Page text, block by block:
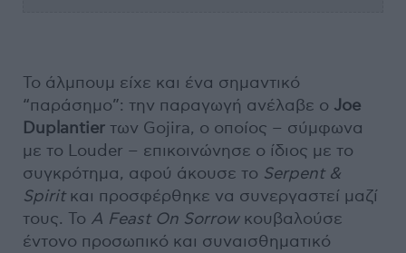
Το άλμπουμ είχε και ένα σημαντικό
“παράσημο”: την παραγωγή ανέλαβε ο Joe
Duplantier των Gojira, ο οποίος − σύμφωνα
με το Louder − επικοινώνησε ο ίδιος με το
συγκρότημα, αφού άκουσε το Serpent &
Spiritκαι προσφέρθηκε να συνεργαστεί μαζί
τους. Το A Feast On Sorrowκουβαλούσε
έντονο προσωπικό και συναισθηματικό